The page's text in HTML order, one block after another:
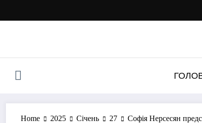
Home 2025 Січень 27 Софія Нерсесян